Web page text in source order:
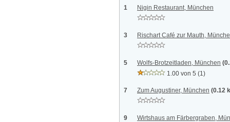
1 Nigin Restaurant, München
3 Rischart Café zur Mauth,
5 Wolfs-Brotzeitladen, München
1.00 von 5 (1)
7 Zum Augustiner, München (0.12
9 Wirtshaus am Färbergraben,